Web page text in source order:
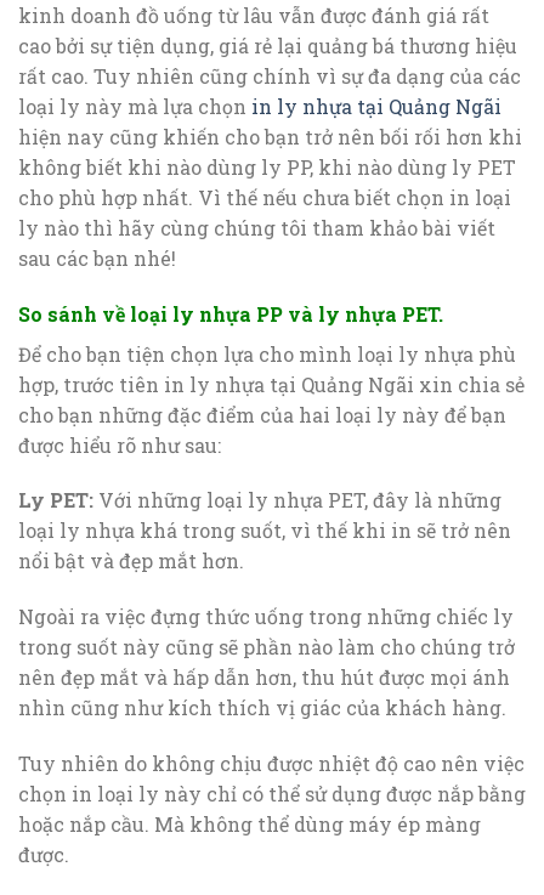
kinh doanh đồ uống từ lâu vẫn được đánh giá rất
cao bởi sự tiện dụng, giá rẻ lại quảng bá thương hiệu
rất cao. Tuy nhiên cũng chính vì sự đa dạng của các
loại ly này mà lựa chọn in ly nhựa tại Quảng Ngãi
hiện nay cũng khiến cho bạn trở nên bối rối hơn khi
không biết khi nào dùng ly PP, khi nào dùng ly PET
cho phù hợp nhất. Vì thế nếu chưa biết chọn in loại
ly nào thì hãy cùng chúng tôi tham khảo bài viết
sau các bạn nhé!
So sánh về loại ly nhựa PP và ly nhựa PET.
Để cho bạn tiện chọn lựa cho mình loại ly nhựa phù
hợp, trước tiên in ly nhựa tại Quảng Ngãi xin chia sẻ
cho bạn những đặc điểm của hai loại ly này để bạn
được hiểu rõ như sau:
Ly PET: Với những loại ly nhựa PET, đây là những
loại ly nhựa khá trong suốt, vì thế khi in sẽ trở nên
nổi bật và đẹp mắt hơn.
Ngoài ra việc đựng thức uống trong những chiếc ly
trong suốt này cũng sẽ phần nào làm cho chúng trở
nên đẹp mắt và hấp dẫn hơn, thu hút được mọi ánh
nhìn cũng như kích thích vị giác của khách hàng.
Tuy nhiên do không chịu được nhiệt độ cao nên việc
chọn in loại ly này chỉ có thể sử dụng được nắp bằng
hoặc nắp cầu. Mà không thể dùng máy ép màng
được.